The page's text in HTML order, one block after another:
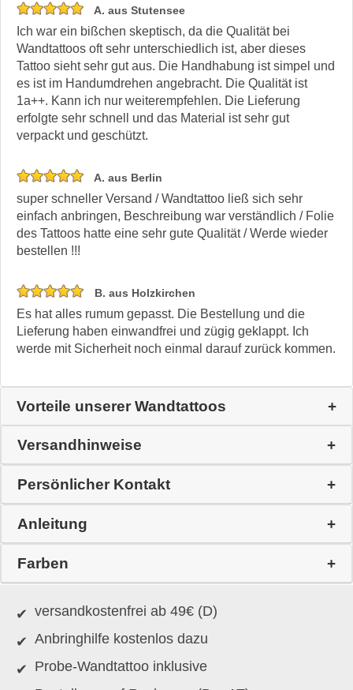
A. aus Stutensee
Ich war ein bißchen skeptisch, da die Qualität bei
Wandtattoos oft sehr unterschiedlich ist, aber dieses
Tattoo sieht sehr gut aus. Die Handhabung ist simpel und
es ist im Handumdrehen angebracht. Die Qualität ist
1a++. Kann ich nur weiterempfehlen. Die Lieferung
erfolgte sehr schnell und das Material ist sehr gut
verpackt und geschützt.
A. aus Berlin
super schneller Versand / Wandtattoo ließ sich sehr
einfach anbringen, Beschreibung war verständlich / Folie
des Tattoos hatte eine sehr gute Qualität / Werde wieder
bestellen !!!
B. aus Holzkirchen
Es hat alles rumum gepasst. Die Bestellung und die
Lieferung haben einwandfrei und zügig geklappt. Ich
werde mit Sicherheit noch einmal darauf zurück kommen.
Vorteile unserer Wandtattoos
Versandhinweise
Persönlicher Kontakt
Anleitung
Farben
versandkostenfrei ab 49€ (D)
Anbringhilfe kostenlos dazu
Probe-Wandtattoo inklusive